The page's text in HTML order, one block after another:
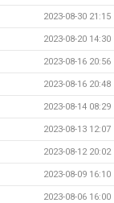
2023-08-30 21:15
2023-08-20 14:30
2023-08-16 20:56
2023-08-16 20:48
2023-08-14 08:29
2023-08-13 12:07
2023-08-12 20:02
2023-08-09 16:10
2023-08-06 16:00